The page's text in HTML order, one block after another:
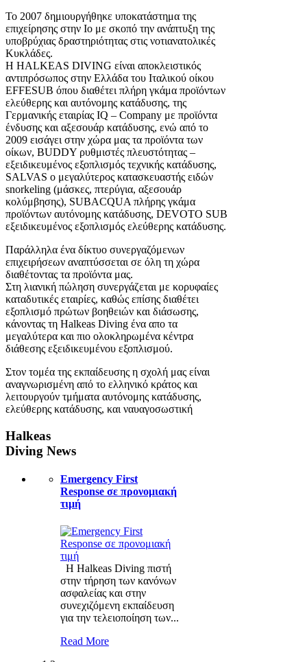
To 2007 δημιουργήθηκε υποκατάστημα της
επιχείρησης στην Ιο με σκοπό την ανάπτυξη της
υποβρύχιας δραστηριότητας στις νοτιανατολικές
Κυκλάδες.
H HALKEAS DIVING είναι αποκλειστικός
αντιπρόσωπος στην Eλλάδα του Ιταλικού οίκου
EFFESUB όπου διαθέτει πλήρη γκάμα προϊόντων
ελεύθερης και αυτόνομης κατάδυσης, της
Γερμανικής εταιρίας IQ – Company με προϊόντα
ένδυσης και αξεσουάρ κατάδυσης, ενώ από το
2009 εισάγει στην χώρα μας τα προϊόντα των
οίκων, BUDDY ρυθμιστές πλευστότητας –
εξειδικευμένος εξοπλισμός τεχνικής κατάδυσης,
SALVAS ο μεγαλύτερος κατασκευαστής ειδών
snorkeling (μάσκες, πτερύγια, αξεσουάρ
κολύμβησης), SUBACQUA πλήρης γκάμα
προϊόντων αυτόνομης κατάδυσης, DEVOTO SUB
εξειδικευμένος εξοπλισμός ελεύθερης κατάδυσης.
Παράλληλα ένα δίκτυο συνεργαζόμενων
επιχειρήσεων αναπτύσσεται σε όλη τη χώρα
διαθέτοντας τα προϊόντα μας.
Στη λιανική πώληση συνεργάζεται με κορυφαίες
καταδυτικές εταιρίες, καθώς επίσης διαθέτει
εξοπλισμό πρώτων βοηθειών και διάσωσης,
κάνοντας τη Halkeas Diving ένα απο τα
μεγαλύτερα και πιο ολοκληρωμένα κέντρα
διάθεσης εξειδικευμένου εξοπλισμού.
Στον τομέα της εκπαίδευσης η σχολή μας είναι
αναγνωρισμένη από το ελληνικό κράτος και
λειτουργούν τμήματα αυτόνομης κατάδυσης,
ελεύθερης κατάδυσης, και ναυαγοσωστική
Halkeas
Diving News
Emergency First
Response σε προνομιακή
τιμή
Η Halkeas Diving πιστή
στην τήρηση των κανόνων
ασφαλείας και στην
συνεχιζόμενη εκπαίδευση
για την τελειοποίηση των...
Read More